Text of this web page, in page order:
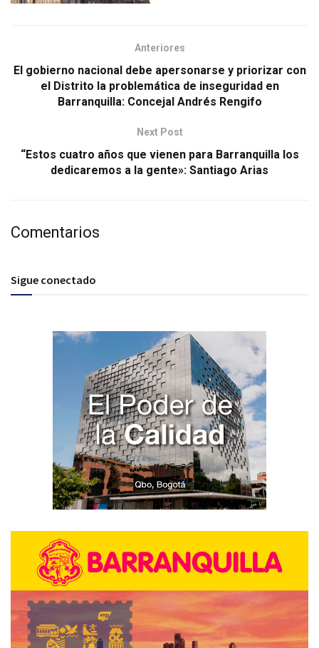
Anteriores
El gobierno nacional debe apersonarse y priorizar con
el Distrito la problemática de inseguridad en
Barranquilla: Concejal Andrés Rengifo
Next Post
“Estos cuatro años que vienen para Barranquilla los
dedicaremos a la gente»: Santiago Arias
Comentarios
Sigue conectado